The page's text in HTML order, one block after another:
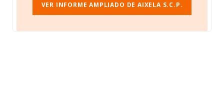
VER INFORME AMPLIADO DE AIXELA S.C.P.